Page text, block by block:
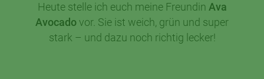
Heute stelle ich euch meine Freundin Ava
Avocadovor. Sie ist weich, grün und super
stark – und dazu noch richtig lecker!